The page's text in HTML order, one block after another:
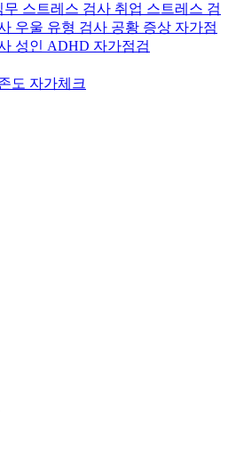
무 스트레스 검사 취업 스트레스 검
우울 유형 검사 공황 증상 자가점
성인 ADHD 자가점검
도 자가체크